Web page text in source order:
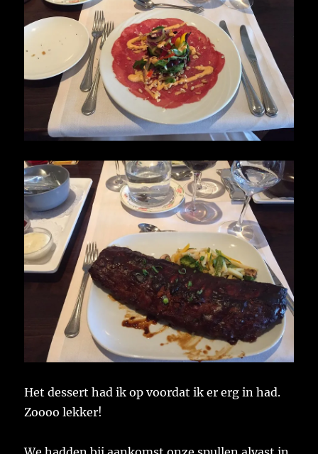
Het dessert had ik op voordat ik er erg in had.
Zoooo lekker!